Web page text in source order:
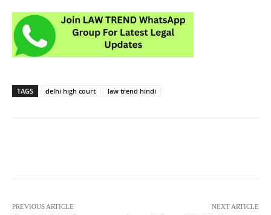
TAGS delhi high court law trend hindi
PREVIOUS ARTICLE NEXT ARTICLE